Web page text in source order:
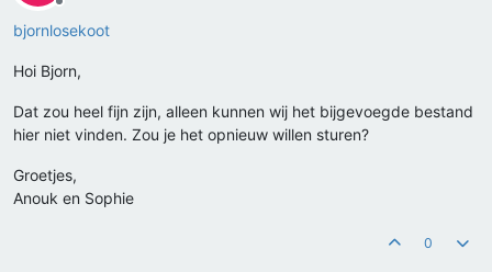
Offline
bjornlosekoot
Hoi Bjorn,
Dat zou heel fijn zijn, alleen kunnen wij het bijgevoegde bestand
hier niet vinden. Zou je het opnieuw willen sturen?
Groetjes,
Anouk en Sophie
0